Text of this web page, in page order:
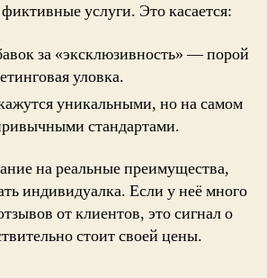
услуги. Это касается:
за «эксклюзивность» — порой
уловка.
уникальными, но на самом
стандартами.
на реальные преимущества,
индивидуалка. Если у неё много
от клиентов, это сигнал о
стоит своей цены.